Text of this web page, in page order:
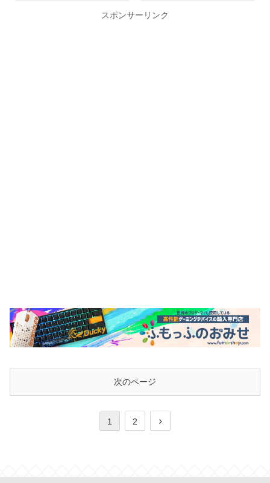
スポンサーリンク
次のページ
1 2 次